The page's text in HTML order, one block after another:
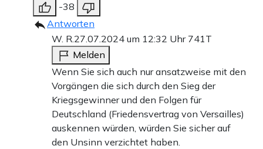
-38
Antworten
W. R.27.07.2024 um 12:32 Uhr 741T
Melden
Wenn Sie sich auch nur ansatzweise mit den
Vorgängen die sich durch den Sieg der
Kriegsgewinner und den Folgen für
Deutschland (Friedensvertrag von Versailles)
auskennen würden, würden Sie sicher auf
den Unsinn verzichtet haben.